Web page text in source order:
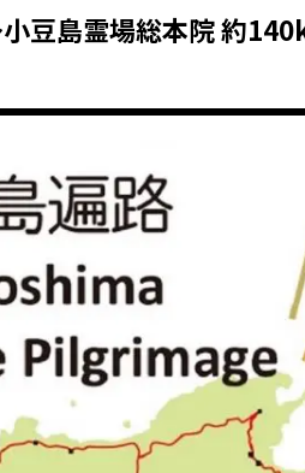
豆島霊場総本院 約